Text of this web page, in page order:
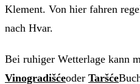
Klement. Von hier fahren
nach Hvar.
Bei ruhiger Wetterlage kann
Vinogradišćeoder Taršće